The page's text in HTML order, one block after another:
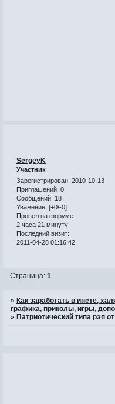
SergeyK
Участник
Зарегистрирован: 2010-10-13
Приглашений: 0
Сообщений: 18
Уважение: [+0/-0]
Провел на форуме:
2 часа 21 минуту
Последний визит:
2011-04-28 01:16:42
Страница:1
»Как заработать в инете,
графика, приколы, игры,
»Патриотический типа рэп